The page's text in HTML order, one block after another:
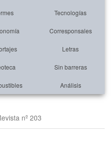
Tecnologías
Corresponsales
Letras
Sin barreras
Análisis
nº 203